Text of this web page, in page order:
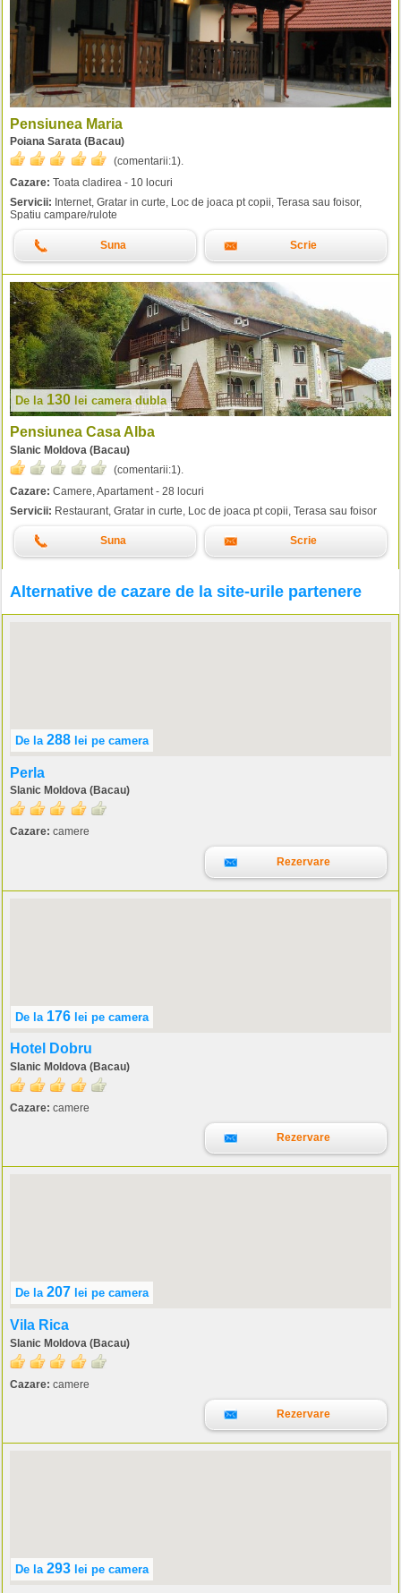
Pensiunea Maria
Poiana Sarata (Bacau)
(comentarii:1).
Cazare: Toata cladirea - 10 locuri
Servicii: Internet, Gratar in curte, Loc de joaca pt copii, Terasa sau foisor,
Spatiu campare/rulote
Suna Scrie
De la 130 lei camera dubla
Pensiunea Casa Alba
Slanic Moldova (Bacau)
(comentarii:1).
Cazare: Camere, Apartament - 28 locuri
Servicii: Restaurant, Gratar in curte, Loc de joaca pt copii, Terasa sau foisor
Suna Scrie
Alternative de cazare de la site-urile partenere
De la 288 lei pe camera
Perla
Slanic Moldova (Bacau)
Cazare: camere
Rezervare
De la 176 lei pe camera
Hotel Dobru
Slanic Moldova (Bacau)
Cazare: camere
Rezervare
De la 207 lei pe camera
Vila Rica
Slanic Moldova (Bacau)
Cazare: camere
Rezervare
De la 293 lei pe camera